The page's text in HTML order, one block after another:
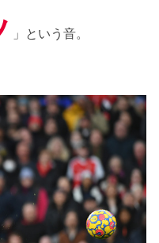
」という音。